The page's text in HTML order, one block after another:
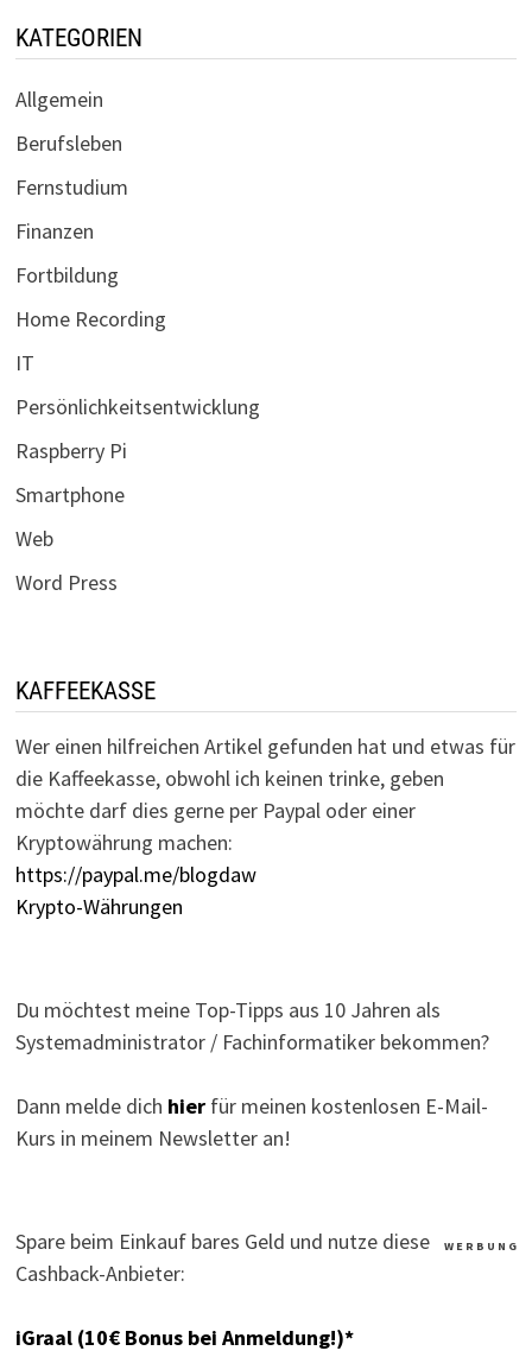
KATEGORIEN
Allgemein
Berufsleben
Fernstudium
Finanzen
Fortbildung
Home Recording
IT
Persönlichkeitsentwicklung
Raspberry Pi
Smartphone
Web
Word Press
KAFFEEKASSE
Wer einen hilfreichen Artikel gefunden hat und etwas für
die Kaffeekasse, obwohl ich keinen trinke, geben
möchte darf dies gerne per Paypal oder einer
Kryptowährung machen:
https://paypal.me/blogdaw
Krypto-Währungen
Du möchtest meine Top-Tipps aus 10 Jahren als
Systemadministrator / Fachinformatiker bekommen?
Dann melde dich hierfür meinen kostenlosen E-Mail-
Kurs in meinem Newsletter an!
W E R B U N G
Spare beim Einkauf bares Geld und nutze diese
Cashback-Anbieter:
iGraal (10€ Bonus bei Anmeldung!)*